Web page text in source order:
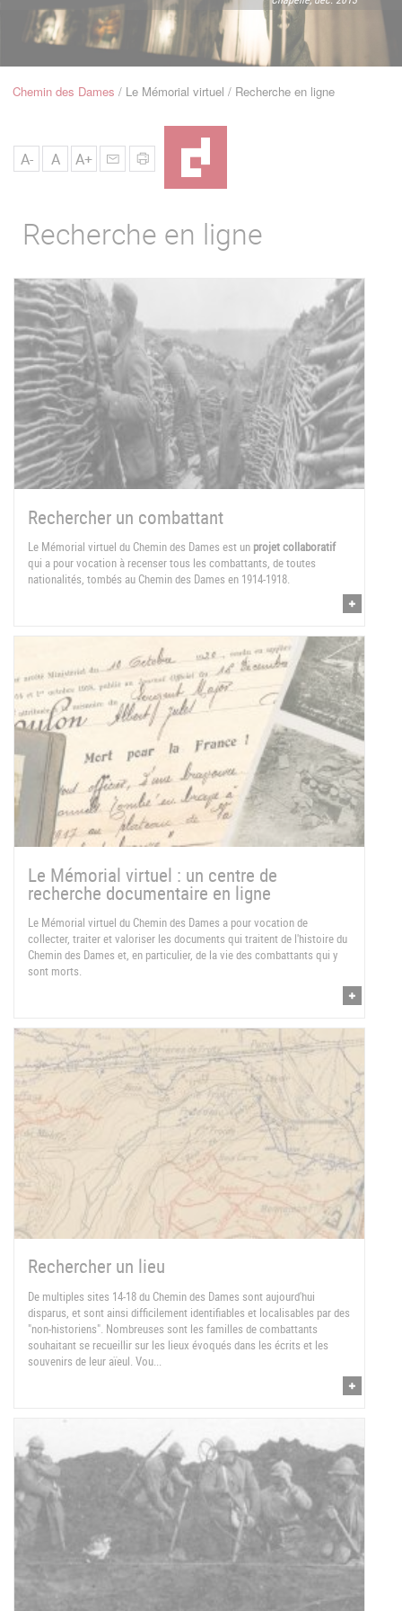
Navigation
Fil
Chemin des Dames Le Mémorial virtuel Recherche en ligne
A- A A+
Recherche en ligne
Rechercher un combattant
Le Mémorial virtuel du Chemin des Dames est un projet collaboratif
qui a pour vocation à recenser tous les combattants, de toutes
nationalités, tombés au Chemin des Dames en 1914-1918.
Le Mémorial virtuel : un centre de
recherche documentaire en ligne
Le Mémorial virtuel du Chemin des Dames a pour vocation de
collecter, traiter et valoriser les documents qui traitent de l'histoire du
Chemin des Dames et, en particulier, de la vie des combattants qui y
sont morts.
Rechercher un lieu
De multiples sites 14-18 du Chemin des Dames sont aujourd'hui
disparus, et sont ainsi difficilement identifiables et localisables par des
"non-historiens". Nombreuses sont les familles de combattants
souhaitant se recueillir sur les lieux évoqués dans les écrits et les
souvenirs de leur aïeul. Vou...